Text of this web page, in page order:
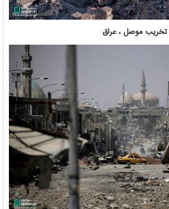
تخریب موصل ، عراق